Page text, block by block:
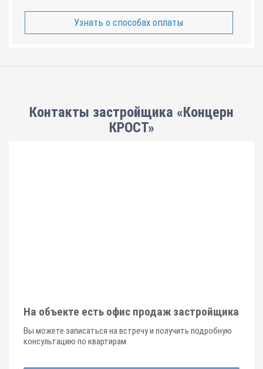
Узнать о способах оплаты
Контакты застройщика «Концерн
КРОСТ»
На объекте есть офис продаж застройщика
Вы можете записаться на встречу и получить подробную
консультацию по квартирам